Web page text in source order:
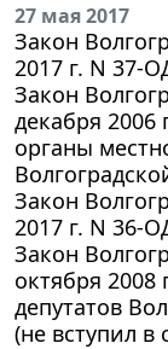
27 мая 2017
Закон
2017 г. N 37-
Закон
декабря
органы
Закон
2017 г. N 36-
Закон
октября
депутатов
(не вступил в